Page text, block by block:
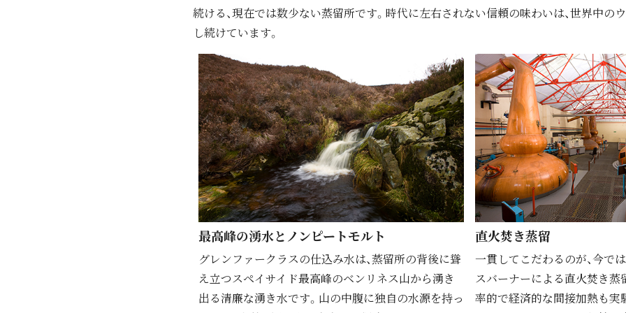
続ける、現在では数少ない蒸留所です。時代に左右されない信頼の味わいは、世界中の
し続けています。
最⾼峰の湧⽔とノンピートモルト
グレンファークラスの仕込み水は、蒸留所の背後に聳
え立つスペイサイド最高峰のベンリネス山から湧き
出る清廉な湧き水です。山の中腹に独自の水源を持っ
直⽕焚き蒸留
⼀貫してこだわるのが、今で
スバーナーによる直⽕焚き蒸
率的で経済的な間接加熱も実